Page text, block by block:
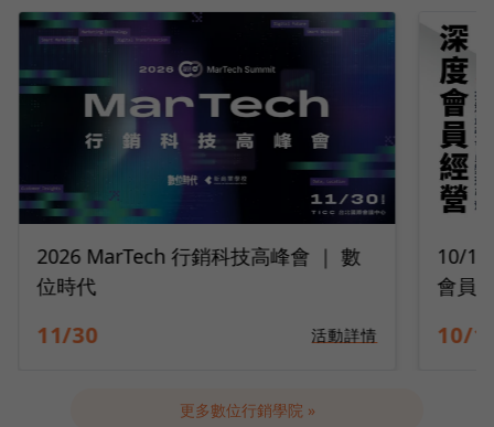
10/14 深度會員經營｜2026 打造最強
會員變現引擎
10/14 活動詳情
9/22
隊工
09/
更多數位行銷學院 »